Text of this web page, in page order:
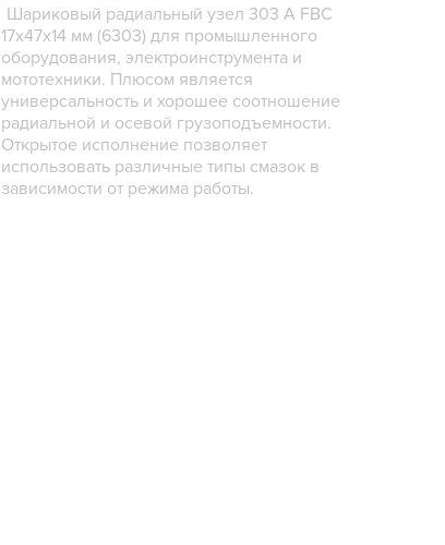
Шариковый радиальный узел 303 А FBC
17х47х14 мм (6303) для промышленного
оборудования, электроинструмента и
мототехники. Плюсом является
универсальность и хорошее соотношение
радиальной и осевой грузоподъемности.
Открытое исполнение позволяет
использовать различные типы смазок в
зависимости от режима работы.